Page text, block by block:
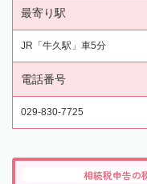
最寄り駅
JR「牛久駅」車5分
電話番号
029-830-7725
相続税申告の